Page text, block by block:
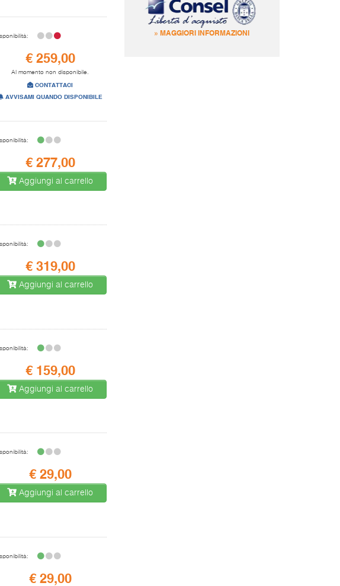
€ 259,00
Al momento non disponibile.
CONTATTACI
AVVISAMI QUANDO DISPONIBILE
€ 277,00
Aggiungi al carrello
€ 319,00
Aggiungi al carrello
€ 159,00
Aggiungi al carrello
€ 29,00
Aggiungi al carrello
€ 29,00
» MAGGIORI INFORMAZIONI